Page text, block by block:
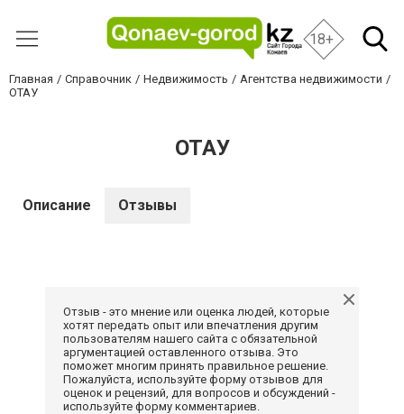
18+
Главная Справочник Недвижимость
Агентства недвижимости
ОТАУ
ОТАУ
Описание Отзывы
Отзыв - это мнение или оценка людей, которые
хотят передать опыт или впечатления другим
пользователям нашего сайта с обязательной
аргументацией оставленного отзыва. Это
поможет многим принять правильное решение.
Пожалуйста, используйте форму отзывов для
оценок и рецензий, для вопросов и обсуждений -
используйте форму комментариев.